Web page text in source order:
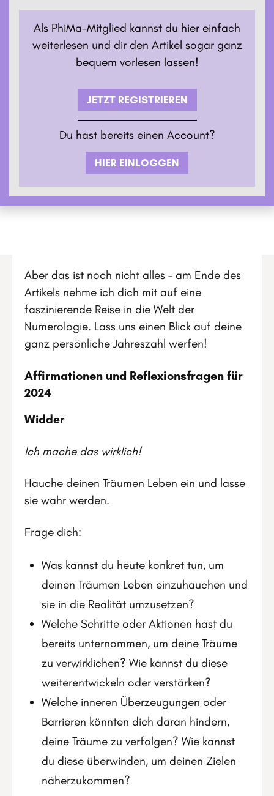
Als PhiMa-Mitglied kannst du hier einfach
weiterlesen und dir den Artikel sogar ganz
bequem vorlesen lassen!
JETZT REGISTRIEREN
Du hast bereits einen Account?
HIER EINLOGGEN
Aber das ist noch nicht alles – am Ende des
Artikels nehme ich dich mit auf eine
faszinierende Reise in die Welt der
Numerologie. Lass uns einen Blick auf deine
ganz persönliche Jahreszahl werfen!
Affirmationen und Reflexionsfragen für
2024
Widder
Ich mache das wirklich!
Hauche deinen Träumen Leben ein und lasse
sie wahr werden.
Frage dich:
Was kannst du heute konkret tun, um
deinen Träumen Leben einzuhauchen und
sie in die Realität umzusetzen?
Welche Schritte oder Aktionen hast du
bereits unternommen, um deine Träume
zu verwirklichen? Wie kannst du diese
weiterentwickeln oder verstärken?
Welche inneren Überzeugungen oder
Barrieren könnten dich daran hindern,
deine Träume zu verfolgen? Wie kannst
du diese überwinden, um deinen Zielen
näherzukommen?